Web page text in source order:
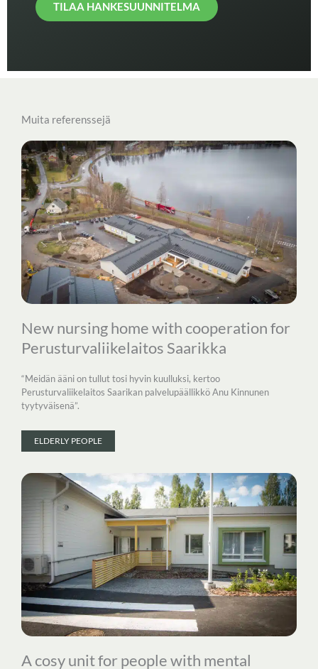
TILAA HANKESUUNNITELMA
Muita referenssejä
New nursing home with cooperation for
Perusturvaliikelaitos Saarikka
“Meidän ääni on tullut tosi hyvin kuulluksi, kertoo
Perusturvaliikelaitos Saarikan palvelupäällikkö Anu Kinnunen
tyytyväisenä”.
ELDERLY PEOPLE
A cosy unit for people with mental